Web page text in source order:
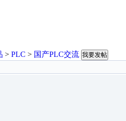
> PLC > 国产PLC交流 我要发帖